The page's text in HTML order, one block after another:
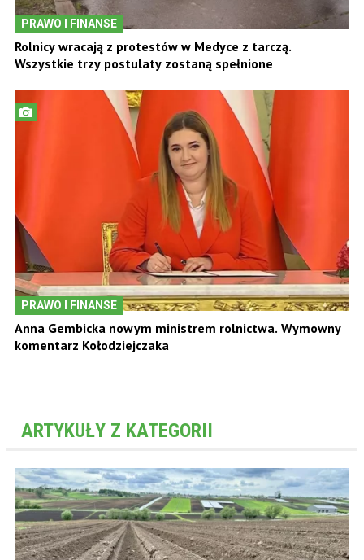
PRAWO I FINANSE
Rolnicy wracają z protestów w Medyce z tarczą.
Wszystkie trzy postulaty zostaną spełnione
PRAWO I FINANSE
Anna Gembicka nowym ministrem rolnictwa. Wymowny
komentarz Kołodziejczaka
ARTYKUŁY Z KATEGORII